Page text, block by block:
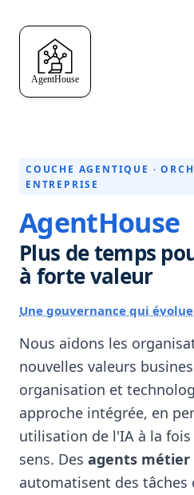
COUCHE AGENTIQUE ·
ENTREPRISE
AgentHouse
Plus de temps
à forte valeur
Une gouvernance qui
Nous aidons les
nouvelles valeurs
organisation et
approche intégrée, en
utilisation de l'IA à la
sens. Des agents métier
automatisent des tâches